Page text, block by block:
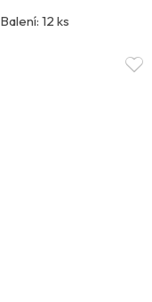
Balení: 12 ks